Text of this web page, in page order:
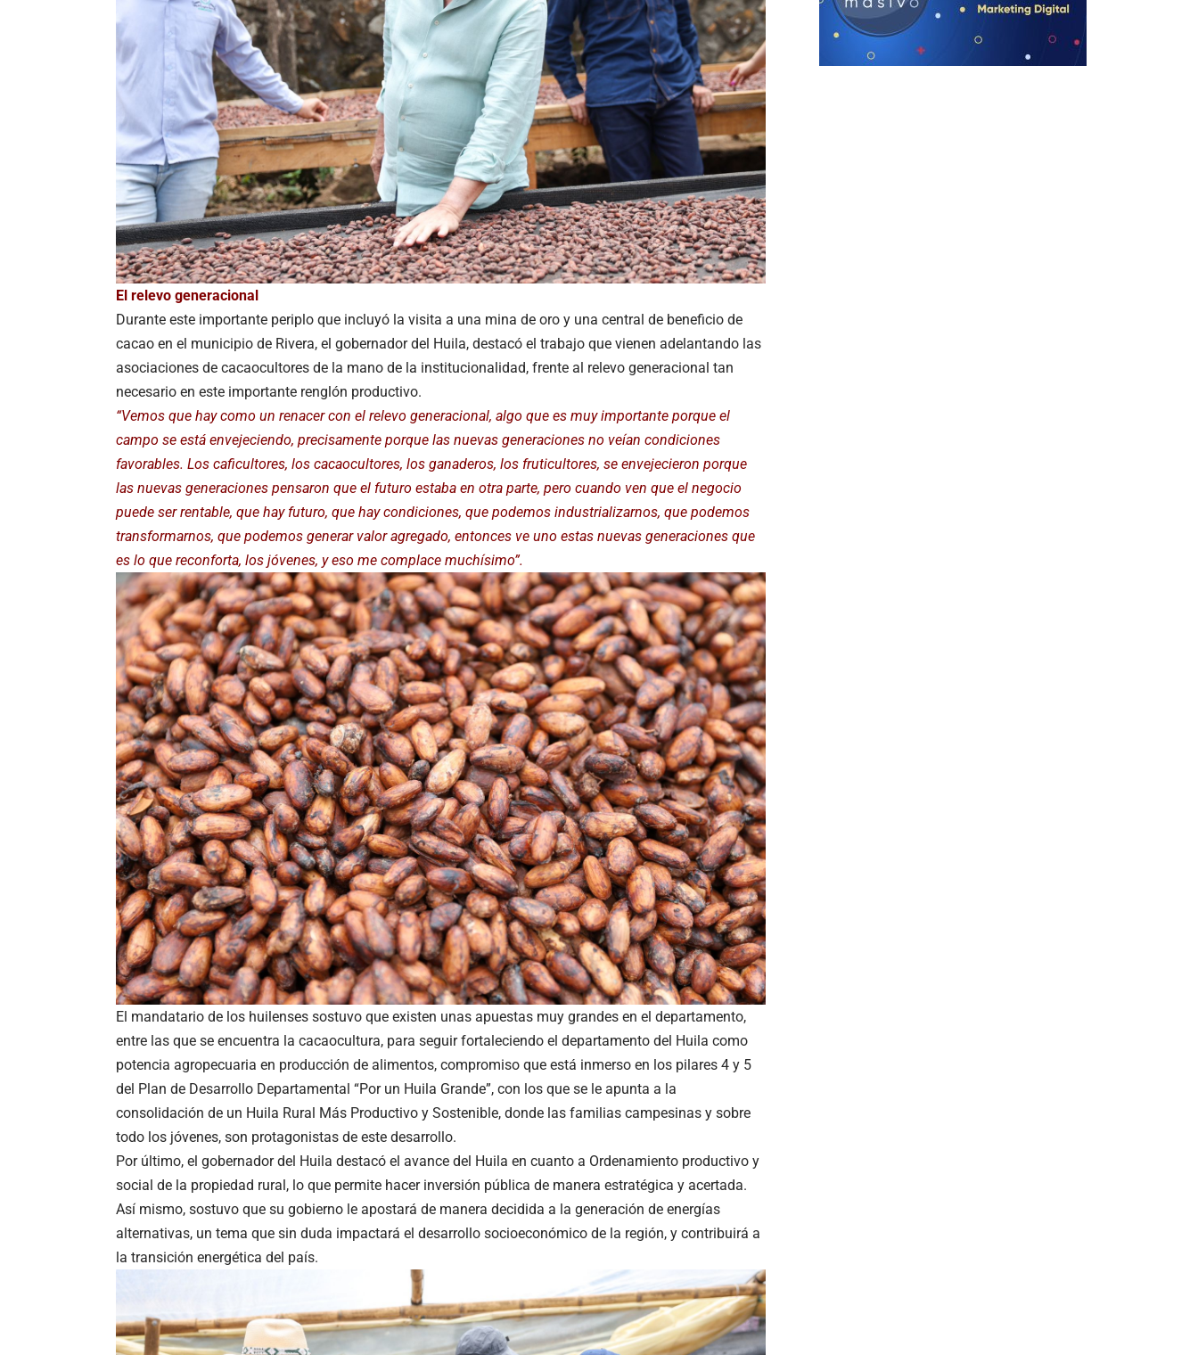
El relevo generacional
Durante este importante periplo que incluyó la visita a una mina de oro y una central de beneficio de
cacao en el municipio de Rivera, el gobernador del Huila, destacó el trabajo que vienen adelantando las
asociaciones de cacaocultores de la mano de la institucionalidad, frente al relevo generacional tan
necesario en este importante renglón productivo.
“Vemos que hay como un renacer con el relevo generacional, algo que es muy importante porque el
campo se está envejeciendo, precisamente porque las nuevas generaciones no veían condiciones
favorables. Los caficultores, los cacaocultores, los ganaderos, los fruticultores, se envejecieron porque
las nuevas generaciones pensaron que el futuro estaba en otra parte, pero cuando ven que el negocio
puede ser rentable, que hay futuro, que hay condiciones, que podemos industrializarnos, que podemos
transformarnos, que podemos generar valor agregado, entonces ve uno estas nuevas generaciones que
es lo que reconforta, los jóvenes, y eso me complace muchísimo”.
El mandatario de los huilenses sostuvo que existen unas apuestas muy grandes en el departamento,
entre las que se encuentra la cacaocultura, para seguir fortaleciendo el departamento del Huila como
potencia agropecuaria en producción de alimentos, compromiso que está inmerso en los pilares 4 y 5
del Plan de Desarrollo Departamental “Por un Huila Grande”, con los que se le apunta a la
consolidación de un Huila Rural Más Productivo y Sostenible, donde las familias campesinas y sobre
todo los jóvenes, son protagonistas de este desarrollo.
Por último, el gobernador del Huila destacó el avance del Huila en cuanto a Ordenamiento productivo y
social de la propiedad rural, lo que permite hacer inversión pública de manera estratégica y acertada.
Así mismo, sostuvo que su gobierno le apostará de manera decidida a la generación de energías
alternativas, un tema que sin duda impactará el desarrollo socioeconómico de la región, y contribuirá a
la transición energética del país.